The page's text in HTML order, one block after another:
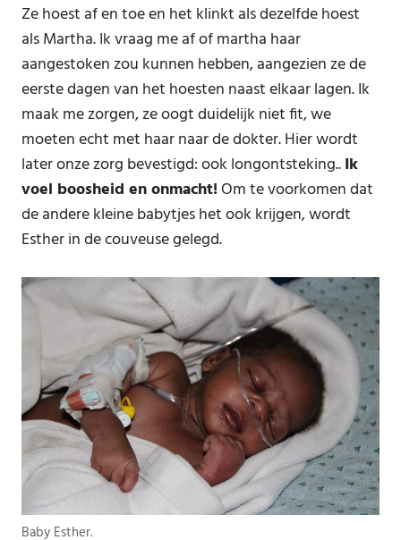
Ze hoest af en toe en het klinkt als dezelfde hoest
als Martha. Ik vraag me af of martha haar
aangestoken zou kunnen hebben, aangezien ze de
eerste dagen van het hoesten naast elkaar lagen. Ik
maak me zorgen, ze oogt duidelijk niet fit, we
moeten echt met haar naar de dokter. Hier wordt
later onze zorg bevestigd: ook longontsteking..Ik
voel boosheid en onmacht!Om te voorkomen dat
de andere kleine babytjes het ook krijgen, wordt
Esther in de couveuse gelegd.
Baby Esther.